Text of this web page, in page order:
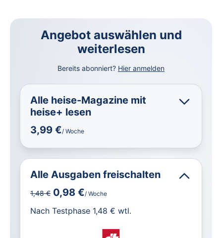
Angebot auswählen und
weiterlesen
Bereits abonniert? Hier anmelden
Alle heise-Magazine mit
heise+ lesen
3,99 €/ Woche
Alle heise-Magazine im Browser und
Alle Ausgaben freischalten
1,48 € 0,98 €/ Woche
Nach Testphase 1,48 € wtl.